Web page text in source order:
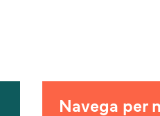
Navega per